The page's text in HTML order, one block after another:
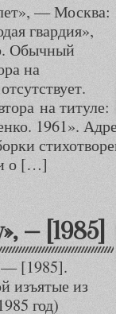
— Москва:
гвардия»,
Обычный
на
на титуле:
1961».
о […]
— [1985]
— [1985].
изъятые из
год)